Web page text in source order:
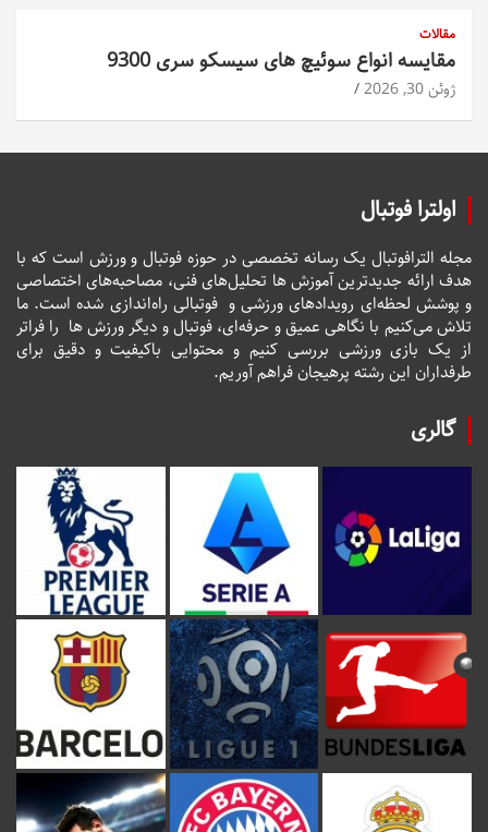
مقالات
مقایسه انواع سوئیچ های سیسکو سری 9300
ژوئن 30, 2026
اولترا فوتبال
مجله الترافوتبال یک رسانه تخصصی در حوزه فوتبال و ورزش است که با
هدف ارائه جدیدترین آموزش ها تحلیل‌های فنی، مصاحبه‌های اختصاصی
و پوشش لحظه‌ای رویدادهای ورزشی و فوتبالی راه‌اندازی شده است. ما
تلاش می‌کنیم با نگاهی عمیق و حرفه‌ای، فوتبال و دیگر ورزش ها را فراتر
از یک بازی ورزشی بررسی کنیم و محتوایی باکیفیت و دقیق برای
طرفداران این رشته پرهیجان فراهم آوریم.
گالری